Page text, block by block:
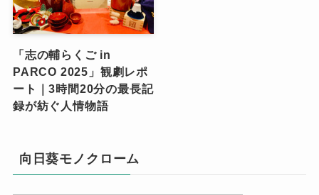
「志の輔らくご in
PARCO 2025」観劇レポ
ート｜3時間20分の最長記
録が紡ぐ人情物語
向日葵モノクローム